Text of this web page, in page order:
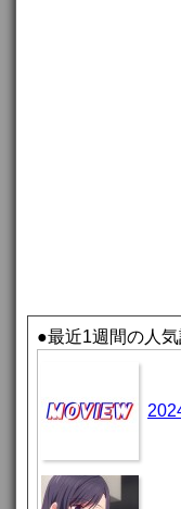
●最近1週間の人